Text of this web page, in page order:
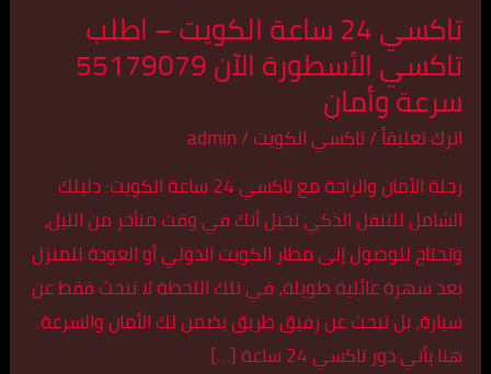
تاكسي 24 ساعة الكويت – اطلب
تاكسي الأسطورة الآن 55179079
سرعة وأمان
اترك تعليقاً/تاكسي الكويت/
admin
رحلة الأمان والراحة مع تاكسي 24 ساعة الكويت: دليلك
الشامل للتنقل الذكي تخيل أنك في وقت متأخر من الليل،
وتحتاج للوصول إلى مطار الكويت الدولي أو العودة للمنزل
بعد سهرة عائلية طويلة، في تلك اللحظة لا تبحث فقط عن
سيارة، بل تبحث عن رفيق طريق يضمن لك الأمان والسرعة.
هنا يأتي دور تاكسي 24 ساعة […]